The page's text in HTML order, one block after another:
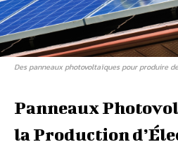
Des panneaux photovoltaïques pour produire
Panneaux
la Production